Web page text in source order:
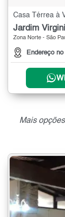
Jardim
Zona Norte - São
Endereço
Mais